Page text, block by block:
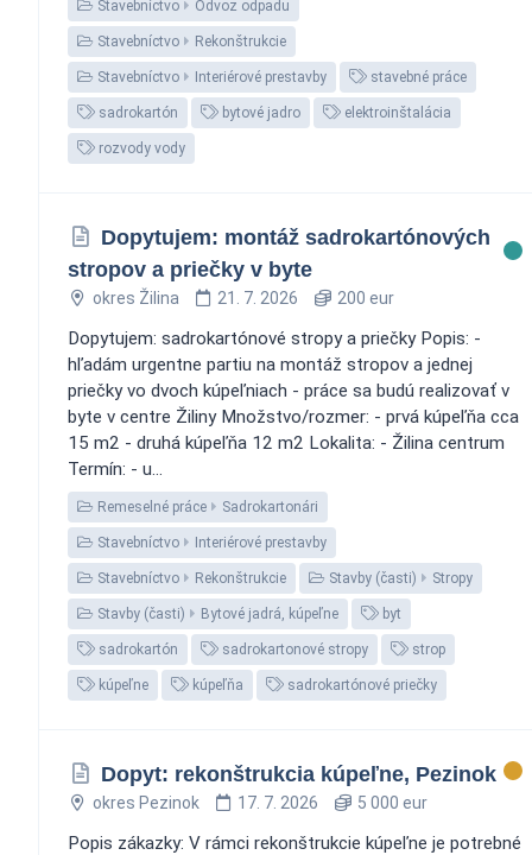
Stavebníctvo Odvoz odpadu
Stavebníctvo Rekonštrukcie
Stavebníctvo Interiérové prestavby stavebné práce
sadrokartón bytové jadro elektroinštalácia
rozvody vody
Dopytujem: montáž sadrokartónových
stropov a priečky v byte
okres Žilina 21. 7. 2026 200 eur
Dopytujem: sadrokartónové stropy a priečky Popis: -
hľadám urgentne partiu na montáž stropov a jednej
priečky vo dvoch kúpeľniach - práce sa budú realizovať v
byte v centre Žiliny Množstvo/rozmer: - prvá kúpeľňa cca
15 m2 - druhá kúpeľňa 12 m2 Lokalita: - Žilina centrum
Termín: - u...
Remeselné práce Sadrokartonári
Stavebníctvo Interiérové prestavby
Stavebníctvo Rekonštrukcie Stavby (časti) Stropy
Stavby (časti) Bytové jadrá, kúpeľne byt
sadrokartón sadrokartonové stropy strop
kúpeľne kúpeľňa sadrokartónové priečky
Dopyt: rekonštrukcia kúpeľne, Pezinok
okres Pezinok 17. 7. 2026 5 000 eur
Popis zákazky: V rámci rekonštrukcie kúpeľne je potrebné